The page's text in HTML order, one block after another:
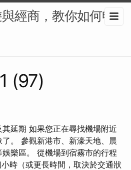
經商，教你如何申
(97)
延期 如果您正在尋找機場附近
。 參觀新港市、新濠天地、晨
樂區。 從機場到宿霧市的行程
時（或更長時間，取決於交通狀